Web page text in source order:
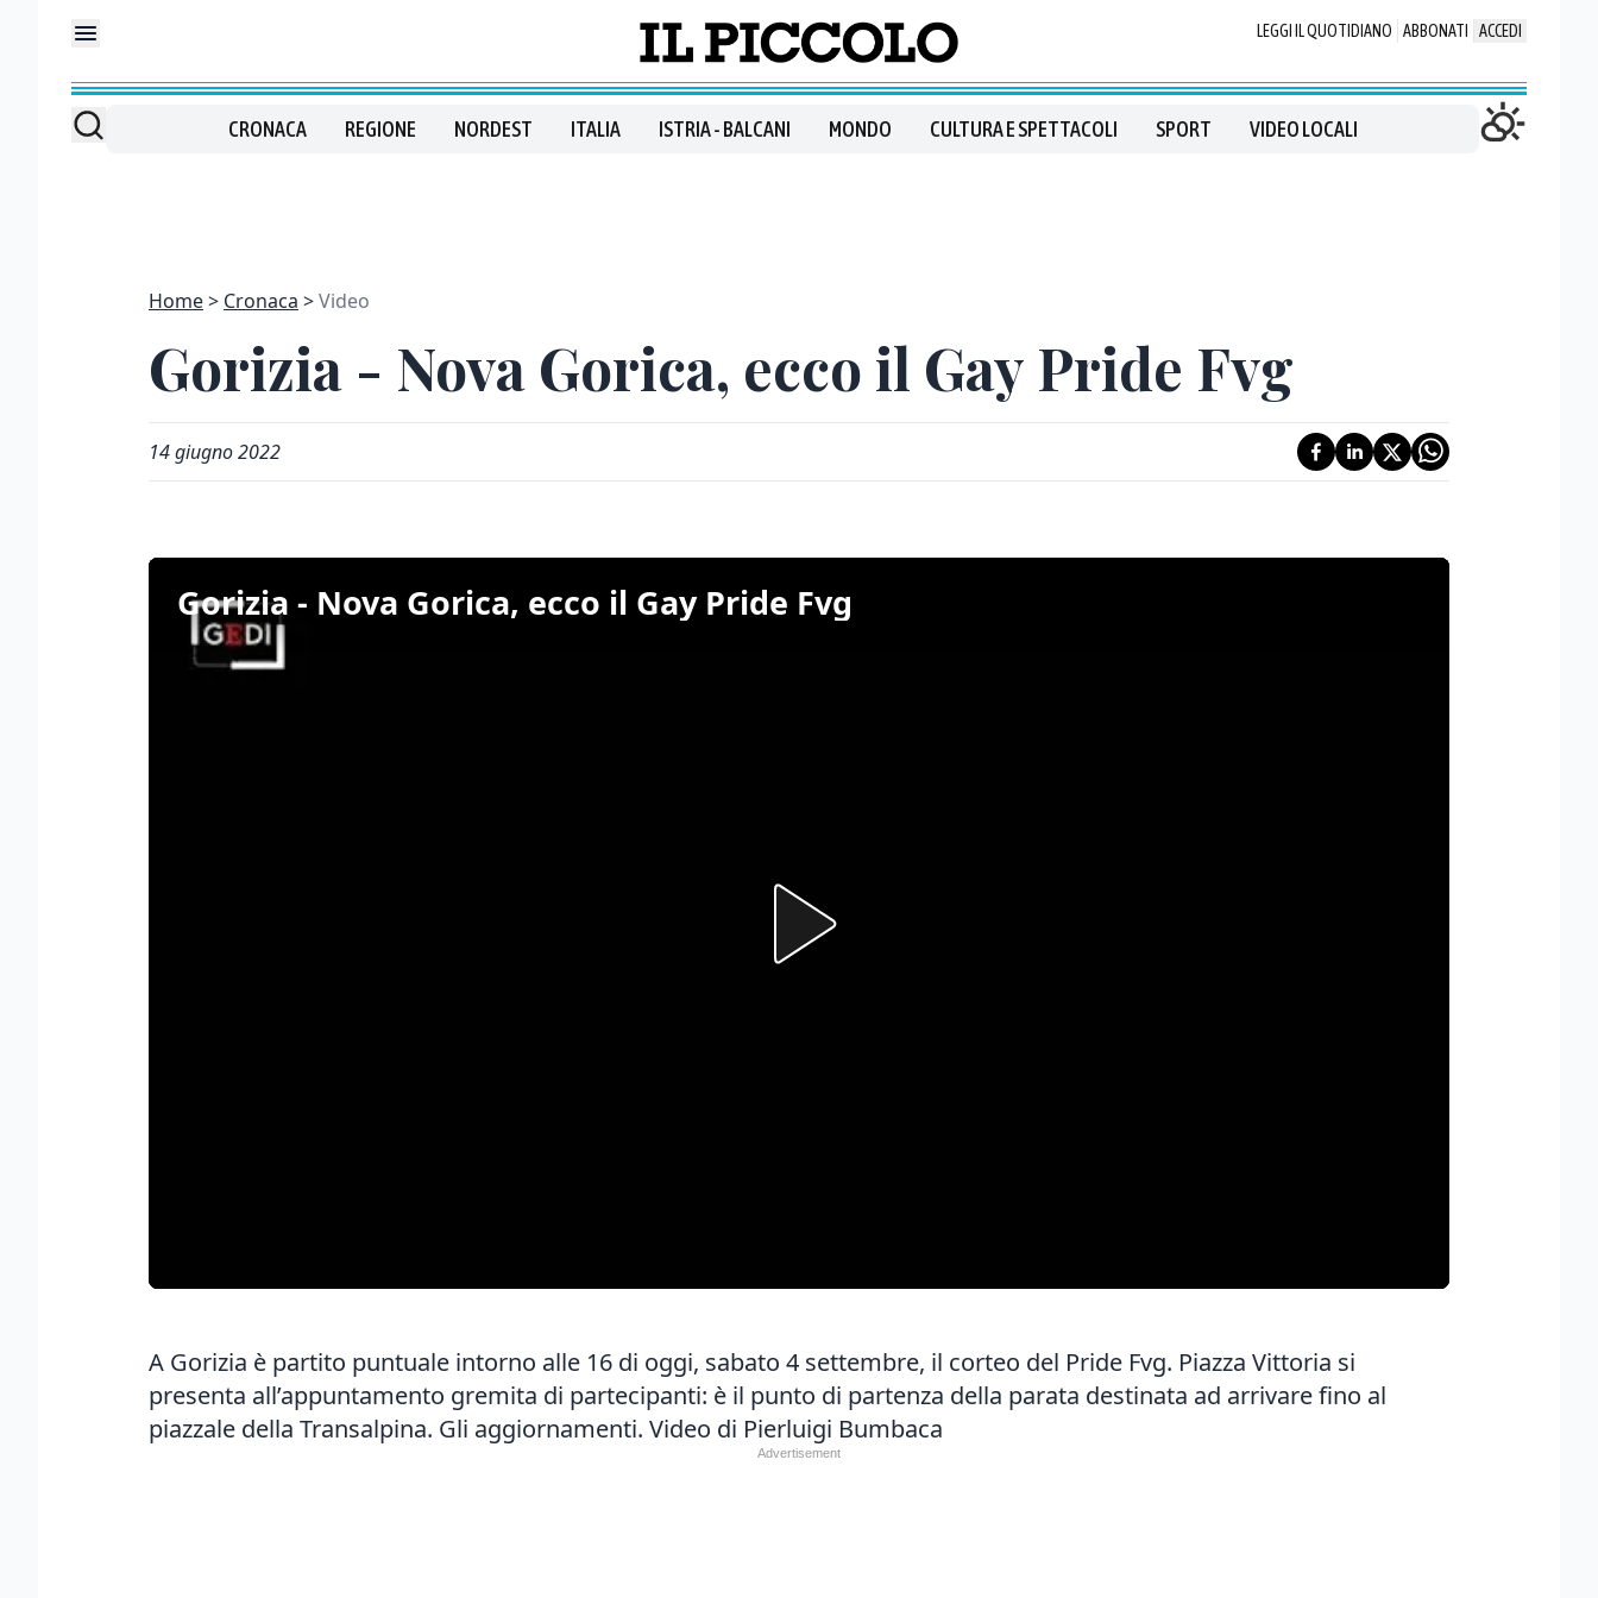
LEGGI IL QUOTIDIANO ABBONATI ACCEDI
CRONACA REGIONE NORDEST ITALIA ISTRIA - BALCANI MONDO CULTURA E SPETTACOLI SPORT VIDEO LOCALI
Home Cronaca Video
Gorizia - Nova Gorica, ecco il Gay Pride Fvg
14 giugno 2022
Gorizia - Nova Gorica, ecco il Gay Pride Fvg
A Gorizia è partito puntuale intorno alle 16 di oggi, sabato 4 settembre, il corteo del Pride Fvg. Piazza Vittoria si
presenta all’appuntamento gremita di partecipanti: è il punto di partenza della parata destinata ad arrivare fino al
piazzale della Transalpina. Gli aggiornamenti. Video di Pierluigi Bumbaca